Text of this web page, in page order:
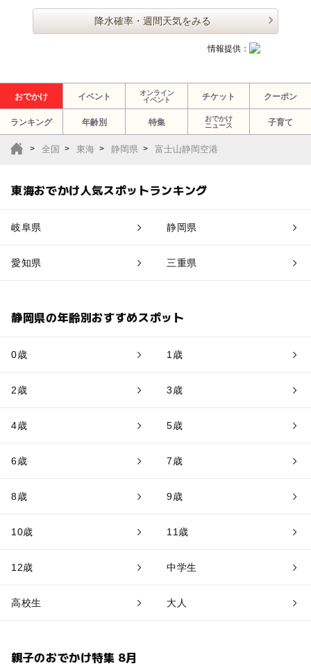
降水確率・週間天気をみる
情報提供：
おでかけ イベント
オンライン
イベント
チケット クーポン
ランキング 年齢別 特集
おでかけ
ニュース
子育て
全国 東海 静岡県 富士山静岡空港
東海おでかけ人気スポットランキング
岐阜県 静岡県
愛知県 三重県
静岡県の年齢別おすすめスポット
0歳 1歳
2歳 3歳
4歳 5歳
6歳 7歳
8歳 9歳
10歳 11歳
12歳 中学生
高校生 大人
親子のおでかけ特集 8月